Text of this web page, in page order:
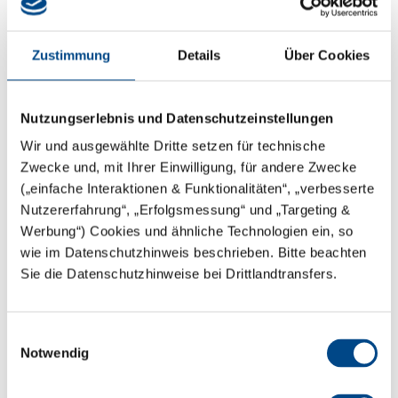
Zustimmung Details Über Cookies
Nutzungserlebnis und Datenschutzeinstellungen
Wir und ausgewählte Dritte setzen für technische
Zwecke und, mit Ihrer Einwilligung, für andere Zwecke
(„einfache Interaktionen & Funktionalitäten“, „verbesserte
Nutzererfahrung“, „Erfolgsmessung“ und „Targeting &
Werbung“) Cookies und ähnliche Technologien ein, so
wie im Datenschutzhinweis beschrieben. Bitte beachten
Sie die Datenschutzhinweise bei Drittlandtransfers.
Notwendig
Jobs
Wir freuen uns sehr über Ihr Interesse an der
Hydrologische Untersuchungsstelle Salzburg GmbH.
Wasseruntersuchungen mit Sitz in Salzburg tätig. Das